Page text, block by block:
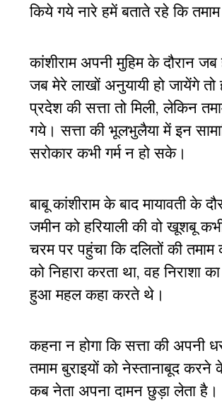
किये गये नारे हमें बताते रहे कि
कांशीराम अपनी मुहिम के दौरान
जब मेरे लाखों अनुयायी हो जायेंगे
प्रदेश की सत्ता तो मिली, लेकिन
गये। सत्ता की भूलभुलैया में इन
सरोकार कभी गर्म न हो सके।
बाबू कांशीराम के बाद मायावती के
जमीन को हरियाली की वो खूशबू
चरम पर पहुंचा कि दलितों की
को निहारा करता था, वह
हुआ महल कहा करते थे।
कहना न होगा कि सत्ता की
तमाम बुराइयों को नेस्तानाबूद
कब नेता अपना दामन छुड़ा लेता है।